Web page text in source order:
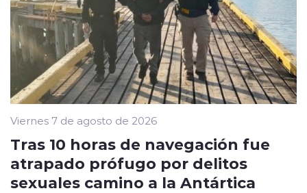
Viernes 7 de agosto de 2026
Tras 10 horas de navegación fue
atrapado prófugo por delitos
sexuales camino a la Antártica